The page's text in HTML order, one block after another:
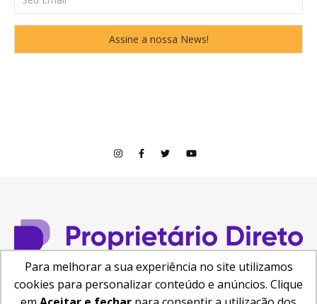
© Copyright 2026
Para melhorar a sua experiência no site utilizamos
cookies para personalizar conteúdo e anúncios. Clique